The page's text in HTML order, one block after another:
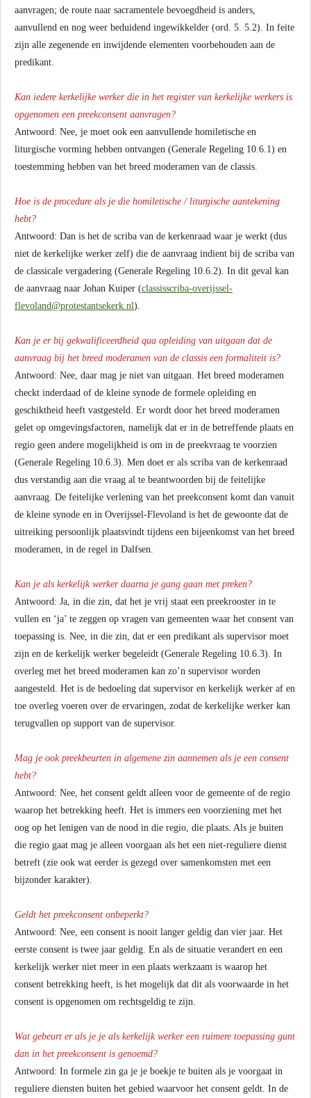
aanvragen; de route naar sacramentele bevoegdheid is anders,
aanvullend en nog weer beduidend ingewikkelder (ord. 5. 5.2). In feite
zijn alle zegenende en inwijdende elementen voorbehouden aan de
predikant.
Kan iedere kerkelijke werker die in het register van kerkelijke werkers is
opgenomen een preekconsent aanvragen?
Antwoord: Nee, je moet ook een aanvullende homiletische en
liturgische vorming hebben ontvangen (Generale Regeling 10.6.1) en
toestemming hebben van het breed moderamen van de classis.
Hoe is de procedure als je die homiletische / liturgische aantekening
hebt?
Antwoord: Dan is het de scriba van de kerkenraad waar je werkt (dus
niet de kerkelijke werker zelf) die de aanvraag indient bij de scriba van
de classicale vergadering (Generale Regeling 10.6.2). In dit geval kan
de aanvraag naar Johan Kuiper (classisscriba-overijssel-
flevoland@protestantsekerk.nl).
Kan je er bij gekwalificeerdheid qua opleiding van uitgaan dat de
aanvraag bij het breed moderamen van de classis een formaliteit is?
Antwoord: Nee, daar mag je niet van uitgaan. Het breed moderamen
checkt inderdaad of de kleine synode de formele opleiding en
geschiktheid heeft vastgesteld. Er wordt door het breed moderamen
gelet op omgevingsfactoren, namelijk dat er in de betreffende plaats en
regio geen andere mogelijkheid is om in de preekvraag te voorzien
(Generale Regeling 10.6.3). Men doet er als scriba van de kerkenraad
dus verstandig aan die vraag al te beantwoorden bij de feitelijke
aanvraag. De feitelijke verlening van het preekconsent komt dan vanuit
de kleine synode en in Overijssel-Flevoland is het de gewoonte dat de
uitreiking persoonlijk plaatsvindt tijdens een bijeenkomst van het breed
moderamen, in de regel in Dalfsen.
Kan je als kerkelijk werker daarna je gang gaan met preken?
Antwoord: Ja, in die zin, dat het je vrij staat een preekrooster in te
vullen en ‘ja’ te zeggen op vragen van gemeenten waar het consent van
toepassing is. Nee, in die zin, dat er een predikant als supervisor moet
zijn en de kerkelijk werker begeleidt (Generale Regeling 10.6.3). In
overleg met het breed moderamen kan zo’n supervisor worden
aangesteld. Het is de bedoeling dat supervisor en kerkelijk werker af en
toe overleg voeren over de ervaringen, zodat de kerkelijke werker kan
terugvallen op support van de supervisor.
Mag je ook preekbeurten in algemene zin aannemen als je een consent
hebt?
Antwoord: Nee, het consent geldt alleen voor de gemeente of de regio
waarop het betrekking heeft. Het is immers een voorziening met het
oog op het lenigen van de nood in die regio, die plaats. Als je buiten
die regio gaat mag je alleen voorgaan als het een niet-reguliere dienst
betreft (zie ook wat eerder is gezegd over samenkomsten met een
bijzonder karakter).
Geldt het preekconsent onbeperkt?
Antwoord: Nee, een consent is nooit langer geldig dan vier jaar. Het
eerste consent is twee jaar geldig. En als de situatie verandert en een
kerkelijk werker niet meer in een plaats werkzaam is waarop het
consent betrekking heeft, is het mogelijk dat dit als voorwaarde in het
consent is opgenomen om rechtsgeldig te zijn.
Wat gebeurt er als je je als kerkelijk werker een ruimere toepassing gunt
dan in het preekconsent is genoemd?
Antwoord: In formele zin ga je je boekje te buiten als je voorgaat in
reguliere diensten buiten het gebied waarvoor het consent geldt. In de